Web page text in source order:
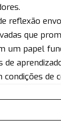
reflexão
que
um papel
de
condições de